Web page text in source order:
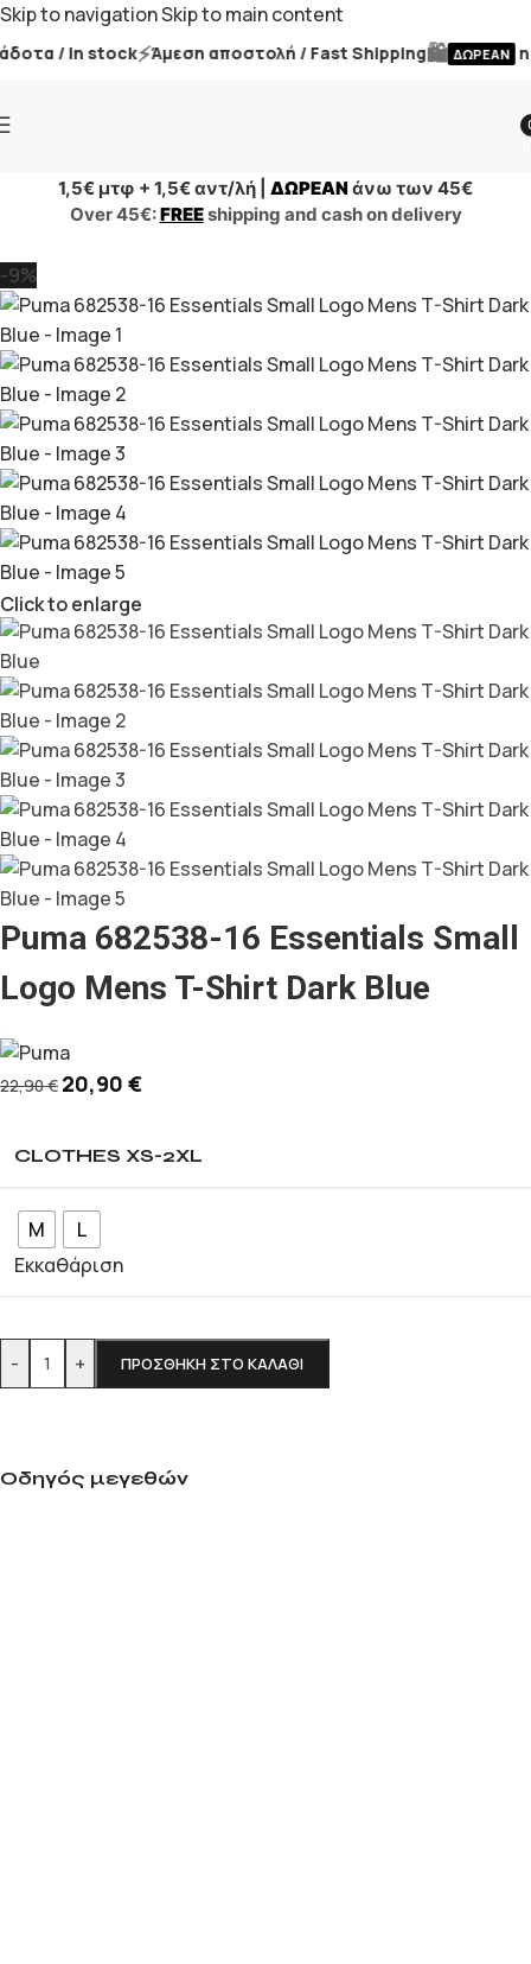
Skip to navigationSkip to main content
/ In stock⚡Άμεση αποστολή / Fast Shipping🛍️ ΔΩΡΕΑΝ η
1,5€ μτφ + 1,5€ αντ/λή | ΔΩΡΕΑΝάνω των 45€
Over 45€:FREEshipping and cash on delivery
-9%
Click to enlarge
Puma 682538-16 Essentials Small
Logo Mens T-Shirt Dark Blue
22,90€ 20,90 €
CLOTHES XS-2XL
M
L
Εκκαθάριση
- + ΠΡΟΣΘΉΚΗ ΣΤΟ ΚΑΛΆΘΙ
Οδηγός μεγεθών